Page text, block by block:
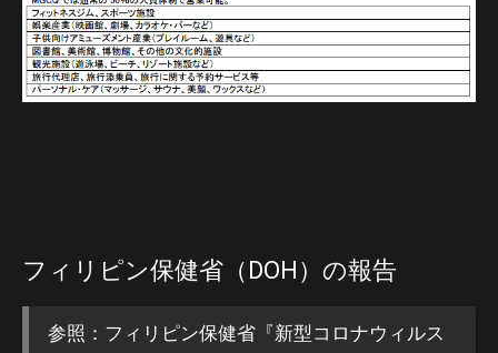
フィリピン保健省（DOH）の報告
参照：フィリピン保健省『新型コロナウィルス